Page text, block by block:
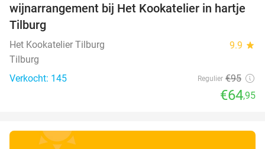
wijnarrangement bij Het Kookatelier in hartje
Tilburg
Het Kookatelier Tilburg 9.9 star
Tilburg
Verkocht: 145
Regulier €95
€64,95